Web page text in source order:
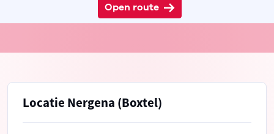
Open route
Locatie Nergena (Boxtel)